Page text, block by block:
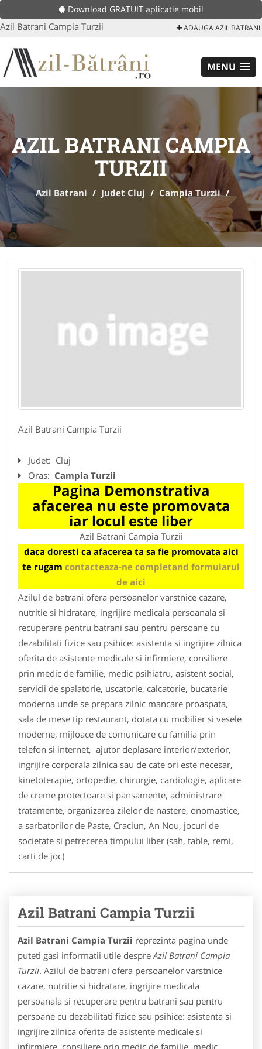
Download GRATUIT aplicatie mobil
Azil Batrani Campia Turzii ADAUGA AZIL BATRANI
MENU
AZIL BATRANI CAMPIA
TURZII
Azil Batrani / Judet Cluj / Campia Turzii /
Azil Batrani Campia Turzii
Judet: Cluj
Oras: Campia Turzii
Pagina Demonstrativa
afacerea nu este promovata
iar locul este liber
Azil Batrani Campia Turzii
daca doresti ca afacerea ta sa fie promovata aici
te rugam contacteaza-ne completand formularul
de aici
Azilul de batrani ofera persoanelor varstnice cazare,
nutritie si hidratare, ingrijire medicala persoanala si
recuperare pentru batrani sau pentru persoane cu
dezabilitati fizice sau psihice: asistenta si ingrijire zilnica
oferita de asistente medicale si infirmiere, consiliere
prin medic de familie, medic psihiatru, asistent social,
servicii de spalatorie, uscatorie, calcatorie, bucatarie
moderna unde se prepara zilnic mancare proaspata,
sala de mese tip restaurant, dotata cu mobilier si vesele
moderne, mijloace de comunicare cu familia prin
telefon si internet, ajutor deplasare interior/exterior,
ingrijire corporala zilnica sau de cate ori este necesar,
kinetoterapie, ortopedie, chirurgie, cardiologie, aplicare
de creme protectoare si pansamente, administrare
tratamente, organizarea zilelor de nastere, onomastice,
a sarbatorilor de Paste, Craciun, An Nou, jocuri de
societate si petrecerea timpului liber (sah, table, remi,
carti de joc)
Azil Batrani Campia Turzii
Azil Batrani Campia Turzii reprezinta pagina unde
puteti gasi informatii utile despre Azil Batrani Campia
Turzii. Azilul de batrani ofera persoanelor varstnice
cazare, nutritie si hidratare, ingrijire medicala
persoanala si recuperare pentru batrani sau pentru
persoane cu dezabilitati fizice sau psihice: asistenta si
ingrijire zilnica oferita de asistente medicale si
infirmiere, consiliere prin medic de familie, medic